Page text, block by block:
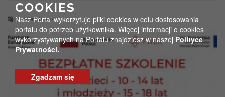
23 kwietnia 2021
COOKIES
Nasz Portal wykorzytuje pliki cookies w celu dostosowania
portalu do potrzeb użytkownika. Więcej informacji o cookies
wykorzystywanych na Portalu znajdziesz w naszej Polityce
Prywatności.
Zgadzam się